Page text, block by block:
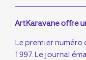
ArtKaravane offre
Le premier numéro
1997. Le journal